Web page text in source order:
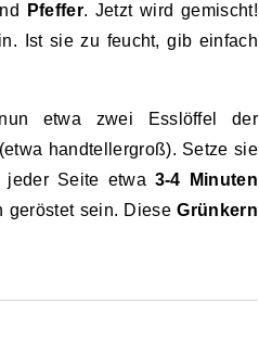
Pfeffer. Jetzt wird gemischt!
Ist sie zu feucht, gib einfach
etwa zwei Esslöffel der
(etwa handtellergroß). Setze sie
Seite etwa 3-4 Minuten
geröstet sein. DieseGrünkern